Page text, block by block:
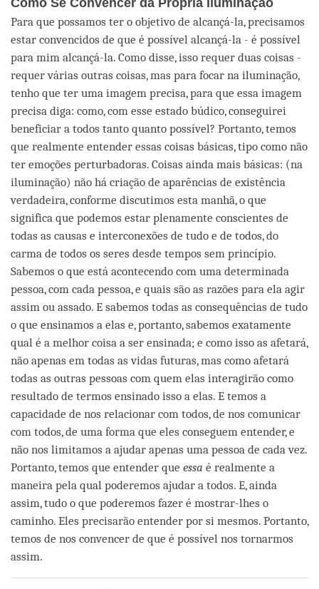
Para que possamos ter o objetivo de alcançá-la, precisamos
estar convencidos de que é possível alcançá-la - é possível
para mim alcançá-la. Como disse, isso requer duas coisas -
requer várias outras coisas, mas para focar na iluminação,
tenho que ter uma imagem precisa, para que essa imagem
precisa diga: como, com esse estado búdico, conseguirei
beneficiar a todos tanto quanto possível? Portanto, temos
que realmente entender essas coisas básicas, tipo como não
ter emoções perturbadoras. Coisas ainda mais básicas: (na
iluminação) não há criação de aparências de existência
verdadeira, conforme discutimos esta manhã, o que
significa que podemos estar plenamente conscientes de
todas as causas e interconexões de tudo e de todos, do
carma de todos os seres desde tempos sem princípio.
Sabemos o que está acontecendo com uma determinada
pessoa, com cada pessoa, e quais são as razões para ela agir
assim ou assado. E sabemos todas as consequências de tudo
o que ensinamos a elas e, portanto, sabemos exatamente
qual é a melhor coisa a ser ensinada; e como isso as afetará,
não apenas em todas as vidas futuras, mas como afetará
todas as outras pessoas com quem elas interagirão como
resultado de termos ensinado isso a elas. E temos a
capacidade de nos relacionar com todos, de nos comunicar
com todos, de uma forma que eles conseguem entender, e
não nos limitamos a ajudar apenas uma pessoa de cada vez.
Portanto, temos que entender que essa é realmente a
maneira pela qual poderemos ajudar a todos. E, ainda
assim, tudo o que poderemos fazer é mostrar-lhes o
caminho. Eles precisarão entender por si mesmos. Portanto,
temos de nos convencer de que é possível nos tornarmos
assim.